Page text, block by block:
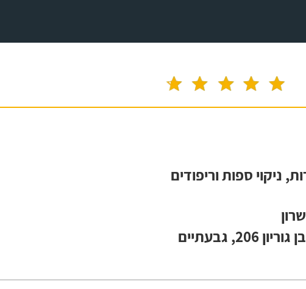
ניקוי ספות וריפודים
גבעתיים